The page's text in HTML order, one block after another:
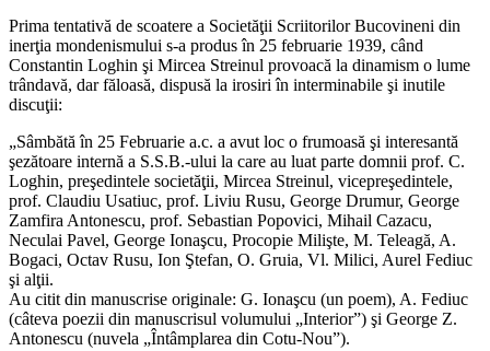
Prima tentativă de scoatere a Societăţii Scriitorilor Bucovineni din
inerţia mondenismului s-a produs în 25 februarie 1939, când
Constantin Loghin şi Mircea Streinul provoacă la dinamism o lume
trândavă, dar făloasă, dispusă la irosiri în interminabile şi inutile
discuţii:
„Sâmbătă în 25 Februarie a.c. a avut loc o frumoasă şi interesantă
şezătoare internă a S.S.B.-ului la care au luat parte domnii prof. C.
Loghin, preşedintele societăţii, Mircea Streinul, vicepreşedintele,
prof. Claudiu Usatiuc, prof. Liviu Rusu, George Drumur, George
Zamfira Antonescu, prof. Sebastian Popovici, Mihail Cazacu,
Neculai Pavel, George Ionaşcu, Procopie Milişte, M. Teleagă, A.
Bogaci, Octav Rusu, Ion Ştefan, O. Gruia, Vl. Milici, Aurel Fediuc
şi alţii.
Au citit din manuscrise originale: G. Ionaşcu (un poem), A. Fediuc
(câteva poezii din manuscrisul volumului „Interior”) şi George Z.
Antonescu (nuvela „Întâmplarea din Cotu-Nou”).